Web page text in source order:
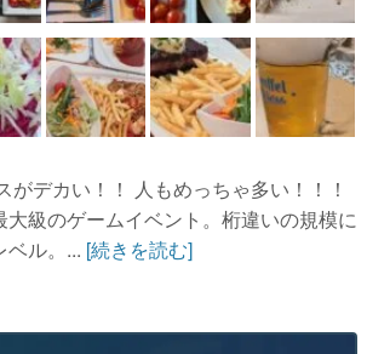
がデカい！！ 人もめっちゃ多い！！！
大級のゲームイベント。桁違いの規模に
ベル。... [続きを読む]